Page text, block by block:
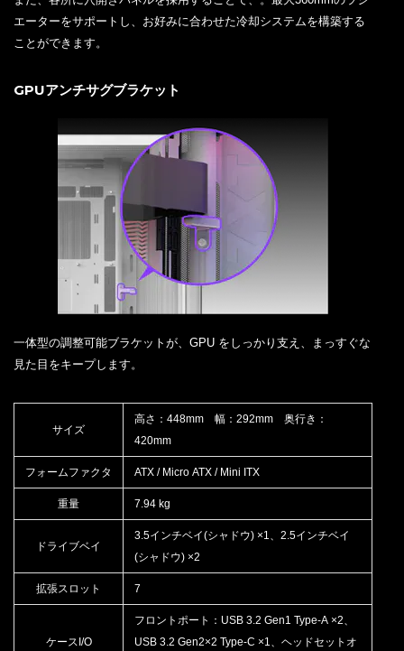
エーターをサポートし、お好みに合わせた冷却システムを構築する
ことができます。
GPUアンチサグブラケット
一体型の調整可能ブラケットが、GPU をしっかり支え、まっすぐな
見た目をキープします。
サイズ
高さ：448mm 幅：292mm 奥行き：
420mm
フォームファクタ ATX / Micro ATX / Mini ITX
重量 7.94 kg
ドライブベイ
3.5インチベイ(シャドウ) ×1、2.5インチベイ
(シャドウ) ×2
拡張スロット 7
ケースI/O
フロントポート：USB 3.2 Gen1 Type-A ×2、
USB 3.2 Gen2×2 Type-C ×1、ヘッドセットオ